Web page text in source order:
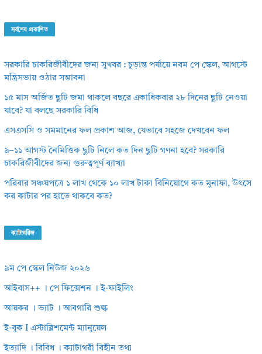
সর্বশেষ প্রকাশিত
সরকারি চাকরিজীবীদের জন্য সুখবর : চূড়ান্ত পর্যায়ে নবম পে স্কেল, আগস্টে
মন্ত্রিসভায় ওঠার সম্ভাবনা
১৫ মাস অর্জিত ছুটি জমা থাকলে বছরে একাধিকবার ২৮ দিনের ছুটি নেওয়া
যাবে? যা বলছে সরকারি বিধি
এসএসসি ও সমমানের ফল প্রকাশ আজ, যেভাবে সহজে দেখবেন ফল
৯–১১ আগস্ট নৈমিত্তিক ছুটি নিলে কত দিন ছুটি গণনা হবে? সরকারি
চাকরিজীবীদের জন্য গুরুত্বপূর্ণ ব্যাখ্যা
পরিবার সঞ্চয়পত্রে ১ লাখ থেকে ১০ লাখ টাকা বিনিয়োগে কত মুনাফা, উৎসে
কর কাটার পর হাতে থাকবে কত?
ক্যাটাগরিজ
৯ম পে স্কেল নিউজ ২০২৬
আইবাস++ । পে ফিক্সেশন । ই-ফাইলিং
আয়কর । ভ্যাট । আবগারি শুল্ক
ই-বুক I এস্টাব্লিশমেন্ট ম্যানুয়েল
ইত্যাদি । বিবিধ । ক্যাটাগরী বিহীন তথ্য